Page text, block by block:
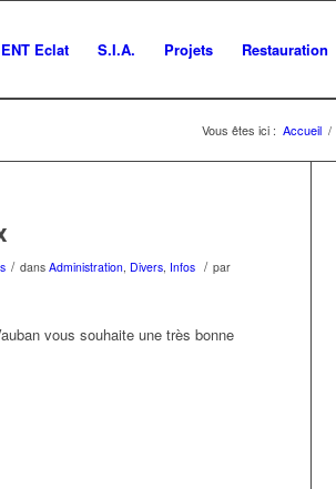
ENT Eclat S.I.A. Projets Restauration
Vous êtes ici : Accueil /
/ dans Administration, Divers, Infos / par
vous souhaite une très bonne